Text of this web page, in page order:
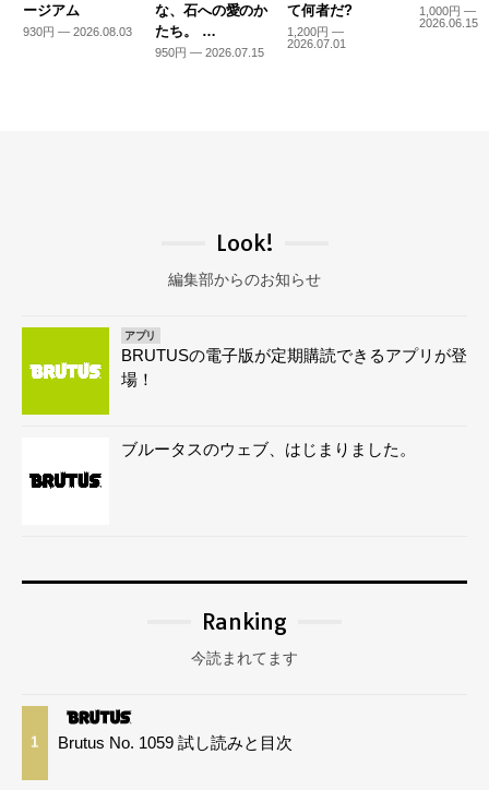
ージアム
930円 — 2026.08.03
な、石への愛のか
たち。 …
950円 — 2026.07.15
て何者だ?
1,200円 —
2026.07.01
1,000円 —
2026.06.15
Look!
編集部からのお知らせ
アプリ
BRUTUSの電子版が定期購読できるアプリが登
場！
ブルータスのウェブ、はじまりました。
Ranking
今読まれてます
1 Brutus No. 1059 試し読みと目次